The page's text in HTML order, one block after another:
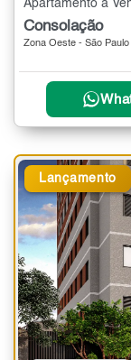
Apartamento à
Consolação
Zona Oeste - São Paulo
Lançamento